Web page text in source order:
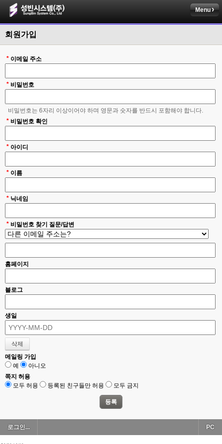
Menu
회원가입
이메일 주소
*
비밀번호
*
비밀번호는 6자리 이상이어야 하며 영문과 숫자를 반드시 포함해야 합니다.
비밀번호 확인
*
* 아이디
* 이름
* 닉네임
* 비밀번호 찾기 질문/답변
홈페이지
블로그
생일
메일링 가입
예
아니오
쪽지 허용
모두 허용
등록된 친구들만 허용 모두 금지
로그인... PC